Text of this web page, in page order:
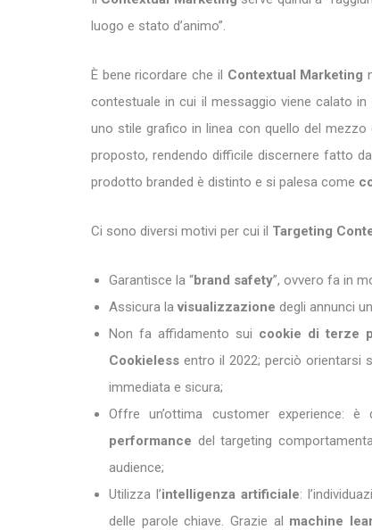
luogo e stato d’animo”.
È bene ricordare che il Contextual Marketing
contestuale in cui il messaggio viene calato in
uno stile grafico in linea con quello del mezzo
proposto, rendendo difficile discernere fatto
prodotto branded è distinto e si palesa come
Ci sono diversi motivi per cui il Targeting
Garantisce la “brand safety”, ovvero fa in
Assicura la visualizzazione degli annunci
Non fa affidamento sui cookie di terze
Cookieless entro il 2022; perciò orientarsi
immediata e sicura;
Offre un’ottima customer experience:
performance del targeting
audience;
Utilizza l’intelligenza artificiale:
delle parole chiave. Grazie al machine